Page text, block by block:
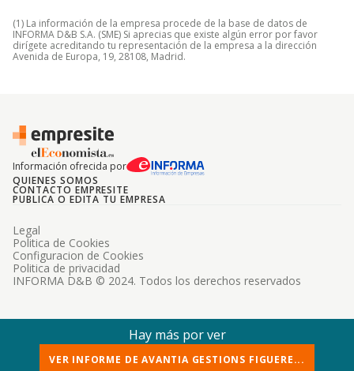
(1) La información de la empresa procede de la base de datos de
INFORMA D&B S.A. (SME) Si aprecias que existe algún error por favor
dirígete acreditando tu representación de la empresa a la dirección
Avenida de Europa, 19, 28108, Madrid.
Información ofrecida por
QUIENES SOMOS
CONTACTO EMPRESITE
PUBLICA O EDITA TU EMPRESA
INFORMA D&B © 2024. Todos los derechos reservados
Legal
Politica de Cookies
Configuracion de Cookies
Politica de privacidad
Hay más por ver
VER INFORME DE AVANTIA GESTIONS FIGUERE...